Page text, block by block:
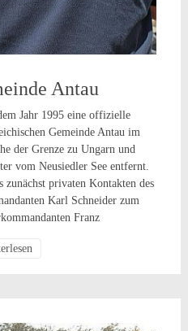
Antau
Jahr 1995 eine offizielle
Gemeinde Antau im
der Grenze zu Ungarn und
vom Neusiedler See entfernt.
zunächst privaten Kontakten des
Karl Schneider zum
Franz